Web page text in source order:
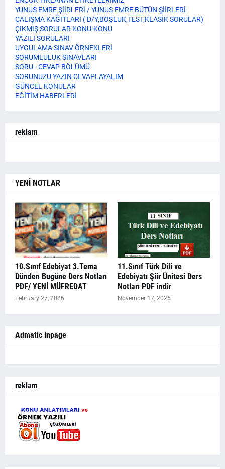
YUNUS EMRE ŞİİRLERİ / YUNUS EMRE BÜTÜN ŞİİRLERİ
ÇALIŞMA KAĞITLARI ( D/Y,BOŞLUK,TEST,KLASİK SORULAR)
ÇIKMIŞ SORULAR KONU-KONU
YAZILI SORULARI
UYGULAMA SINAV ÖRNEKLERİ
SORUMLULUK SINAVLARI
SORU - CEVAP BÖLÜMÜ
SORUNUZU YAZIN CEVAPLAYALIM
GÜNCEL KONULAR
EĞİTİM HABERLERİ
reklam
YENİ NOTLAR
10.Sınıf Edebiyat 3.Tema
Dünden Bugüne Ders Notları
PDF/ YENİ MÜFREDAT
February 27, 2026
11.Sınıf Türk Dili ve
Edebiyatı Şiir Ünitesi Ders
Notları PDF indir
November 17, 2025
Admatic inpage
reklam